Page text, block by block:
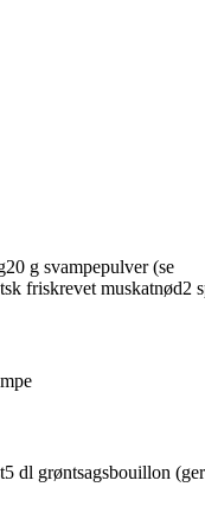
20 g svampepulver (se
tsk friskrevet muskatnød2
5 dl grøntsagsbouillon